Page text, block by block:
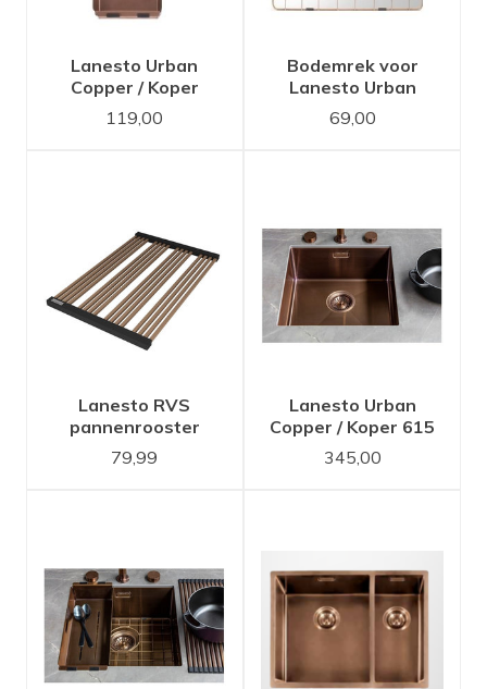
Lanesto Urban
Copper / Koper
inzetbakje voor
spoelbak
119,00
Bodemrek voor
Lanesto Urban
Copper/ Koper 40x40
spoelbak
69,00
Lanesto RVS
pannenrooster
Copper / koper
oprolbaar
79,99
Lanesto Urban
Copper / Koper 615
50x40 spoelbak
345,00